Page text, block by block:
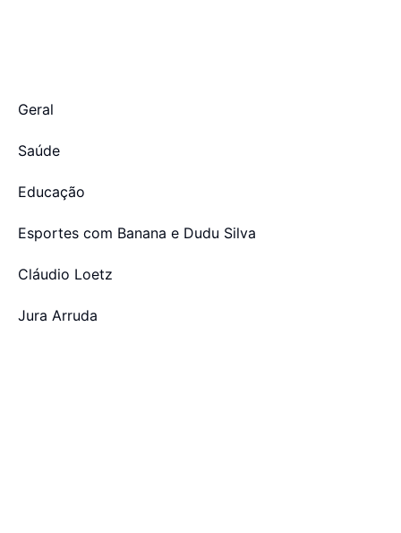
Geral
Saúde
Educação
Esportes com Banana e Dudu Silva
Cláudio Loetz
Jura Arruda